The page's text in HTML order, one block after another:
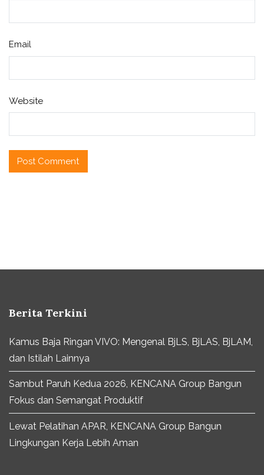
Email
Website
Berita Terkini
Kamus Baja Ringan VIVO: Mengenal BjLS, BjLAS, BjLAM,
dan Istilah Lainnya
Sambut Paruh Kedua 2026, KENCANA Group Bangun
Fokus dan Semangat Produktif
Lewat Pelatihan APAR, KENCANA Group Bangun
Lingkungan Kerja Lebih Aman